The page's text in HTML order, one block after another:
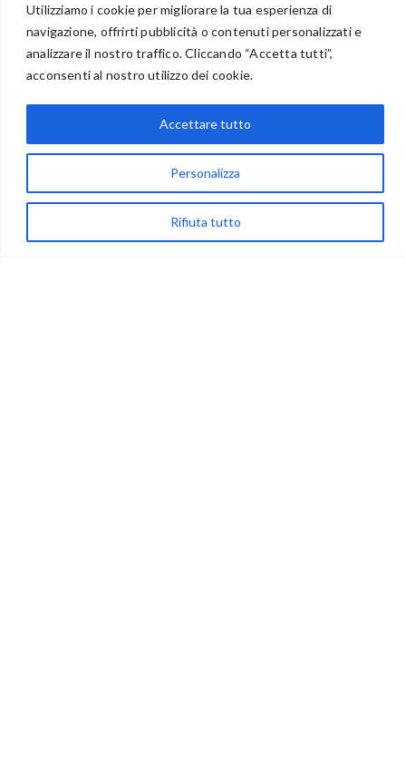
Utilizziamo i cookie per migliorare la tua esperienza di
navigazione, offrirti pubblicità o contenuti personalizzati e
analizzare il nostro traffico. Cliccando “Accetta tutti”,
acconsenti al nostro utilizzo dei cookie.
Personalizza
Rifiuta tutto
Accettare tutto
BENVENUTI NEL PORTALE RIVENDITORI
83024 Monteforte Irpino (AV)
(+39) 081-7777233
info@ideepercreare.it